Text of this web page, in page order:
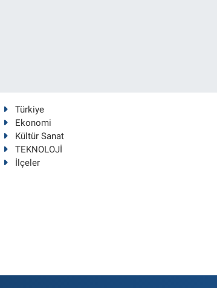
Türkiye
Ekonomi
Kültür Sanat
TEKNOLOJİ
İlçeler